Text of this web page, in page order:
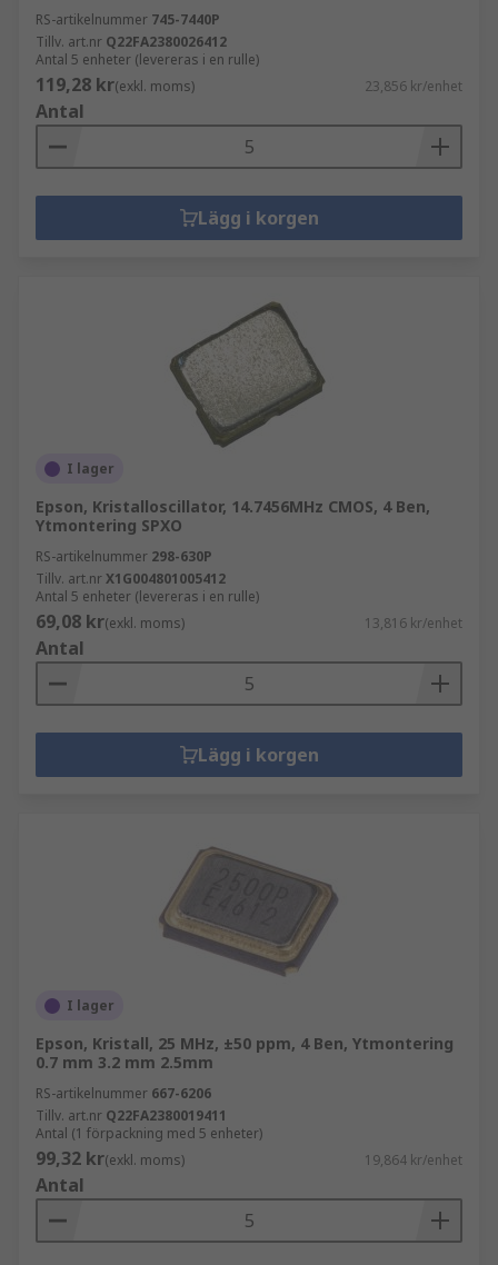
RS-artikelnummer 745-7440P
Tillv. art.nr Q22FA2380026412
Antal 5 enheter (levereras i en rulle)
119,28 kr(exkl. moms) 23,856 kr/enhet
Antal
Lägg i korgen
I lager
Epson, Kristalloscillator, 14.7456MHz CMOS, 4 Ben,
Ytmontering SPXO
RS-artikelnummer 298-630P
Tillv. art.nrX1G004801005412
Antal 5 enheter (levereras i en rulle)
69,08 kr(exkl. moms) 13,816 kr/enhet
Antal
Lägg i korgen
I lager
Epson, Kristall, 25 MHz, ±50 ppm, 4 Ben, Ytmontering
0.7 mm 3.2 mm 2.5mm
RS-artikelnummer 667-6206
Tillv. art.nr Q22FA2380019411
Antal (1 förpackning med 5 enheter)
99,32 kr(exkl. moms) 19,864 kr/enhet
Antal